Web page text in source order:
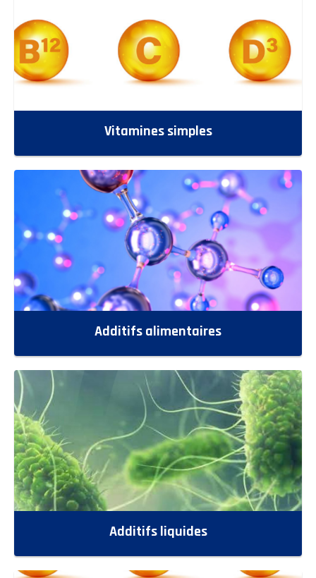
Vitamines simples
Additifs alimentaires
Additifs liquides